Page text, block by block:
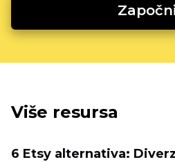
Više resursa
6 Etsy alternativa: